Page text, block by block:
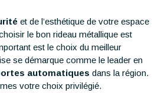
et de l’esthétique de votre espace
le bon rideau métallique est
est le choix du meilleur
se démarque comme le leader en
automatiques dans la région.
votre choix privilégié.